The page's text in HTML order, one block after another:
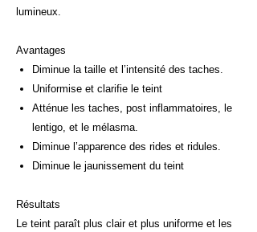
lumineux.
Avantages
Diminue la taille et l’intensité des taches.
Uniformise et clarifie le teint
Atténue les taches, post inflammatoires, le
lentigo, et le mélasma.
Diminue l’apparence des rides et ridules.
Diminue le jaunissement du teint
Résultats
Le teint paraît plus clair et plus uniforme et les